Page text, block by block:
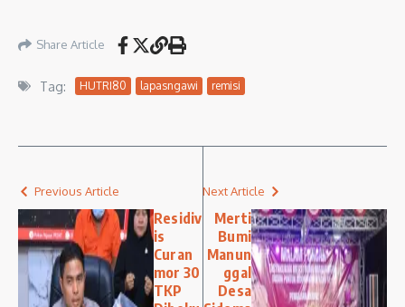
Share Article
Tag: HUTRI80 lapasngawi remisi
Previous Article
Residiv
is
Curan
mor 30
TKP
Next Article
Merti
Bumi
Manun
ggal
Desa